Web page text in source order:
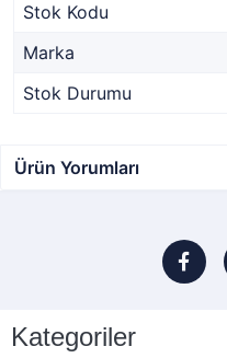
Stok Kodu
Marka
Stok Durumu
Ürün Yorumları
Kategoriler